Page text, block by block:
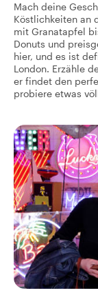
Mach deine
Köstlichkeiten an
mit Granatapfel
Donuts und
hier, und es ist
London. Erzähle
er findet den
probiere etwas